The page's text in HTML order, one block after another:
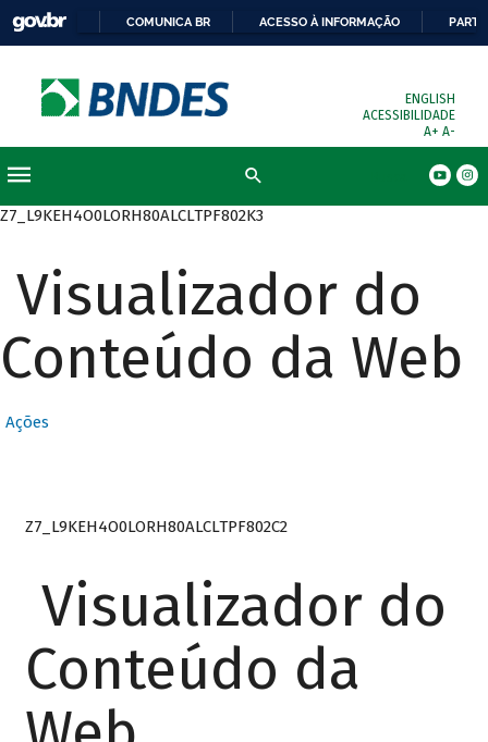
COMUNICA BR ACESSO À INFORMAÇÃO
ENGLISH
ACESSIBILIDADE
A+ A-
Z7_L9KEH4O0LORH80ALCLTPF802K3
Visualizador do
Conteúdo da Web
Ações
Z7_L9KEH4O0LORH80ALCLTPF802C2
Visualizador do
Conteúdo da